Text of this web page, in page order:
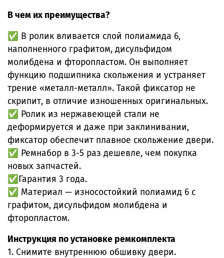
В чем их преимущества?
✅ В ролик вливается слой полиамида 6,
наполненного графитом, дисульфидом
молибдена и фторопластом. Он выполняет
функцию подшипника скольжения и устраняет
трение «металл-металл». Такой фиксатор не
скрипит, в отличие изношенных оригинальных.
✅ Ролик из нержавеющей стали не
деформируется и даже при заклинивании,
фиксатор обеспечит плавное скольжение двери.
✅ Ремнабор в 3-5 раз дешевле, чем покупка
новых запчастей.
✅Гарантия 3 года.
✅ Материал — износостойкий полиамид 6 с
графитом, дисульфидом молибдена и
фторопластом.
Инструкция по установке ремкомплекта
1. Снимите внутреннюю обшивку двери.